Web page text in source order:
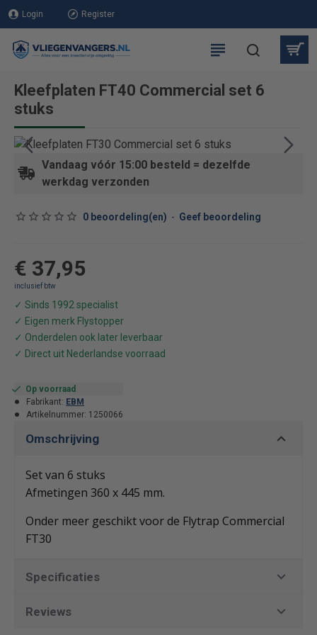
Login Register
Kleefplaten FT40 Commercial set 6
stuks
Vandaag vóór 15:00 besteld = dezelfde
werkdag verzonden
0 beoordeling(en) - Geef beoordeling
€ 37,95
Op voorraad
Fabrikant: EBM
Artikelnummer: 1250066
Omschrijving
Set van 6 stuks
Afmetingen 360 x 445 mm.
Onder meer geschikt voor de Flytrap Commercial
FT30
Specificaties
Reviews